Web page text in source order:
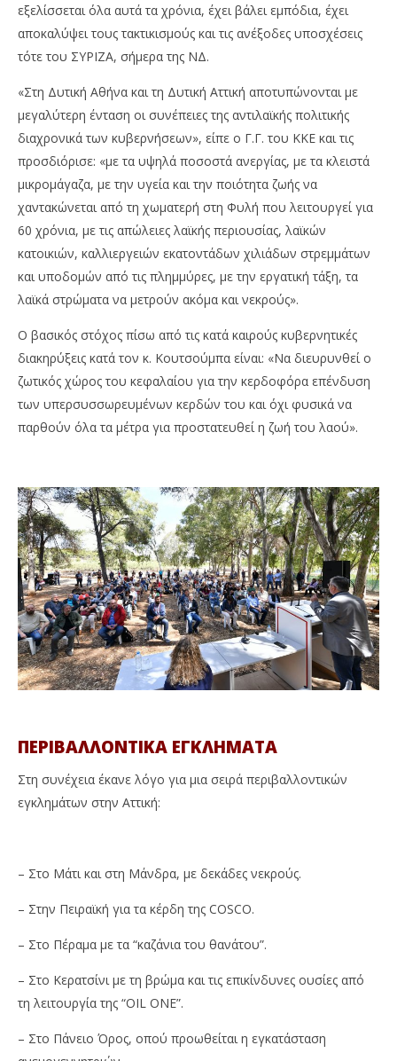
εξελίσσεται όλα αυτά τα χρόνια, έχει βάλει εμπόδια, έχει
αποκαλύψει τους τακτικισμούς και τις ανέξοδες υποσχέσεις
τότε του ΣΥΡΙΖΑ, σήμερα της ΝΔ.
«Στη Δυτική Αθήνα και τη Δυτική Αττική αποτυπώνονται με
μεγαλύτερη ένταση οι συνέπειες της αντιλαϊκής πολιτικής
διαχρονικά των κυβερνήσεων», είπε ο Γ.Γ. του ΚΚΕ και τις
προσδιόρισε: «με τα υψηλά ποσοστά ανεργίας, με τα κλειστά
μικρομάγαζα, με την υγεία και την ποιότητα ζωής να
χαντακώνεται από τη χωματερή στη Φυλή που λειτουργεί για
60 χρόνια, με τις απώλειες λαϊκής περιουσίας, λαϊκών
κατοικιών, καλλιεργειών εκατοντάδων χιλιάδων στρεμμάτων
και υποδομών από τις πλημμύρες, με την εργατική τάξη, τα
λαϊκά στρώματα να μετρούν ακόμα και νεκρούς».
Ο βασικός στόχος πίσω από τις κατά καιρούς κυβερνητικές
διακηρύξεις κατά τον κ. Κουτσούμπα είναι: «Να διευρυνθεί ο
ζωτικός χώρος του κεφαλαίου για την κερδοφόρα επένδυση
των υπερσυσσωρευμένων κερδών του και όχι φυσικά να
παρθούν όλα τα μέτρα για προστατευθεί η ζωή του λαού».
ΠΕΡΙΒΑΛΛΟΝΤΙΚΑ ΕΓΚΛΗΜΑΤΑ
Στη συνέχεια έκανε λόγο για μια σειρά περιβαλλοντικών
εγκλημάτων στην Αττική:
– Στο Μάτι και στη Μάνδρα, με δεκάδες νεκρούς.
– Στην Πειραϊκή για τα κέρδη της COSCO.
– Στο Πέραμα με τα “καζάνια του θανάτου”.
– Στο Κερατσίνι με τη βρώμα και τις επικίνδυνες ουσίες από
τη λειτουργία της “OIL ONE”.
– Στο Πάνειο Όρος, οπού προωθείται η εγκατάσταση